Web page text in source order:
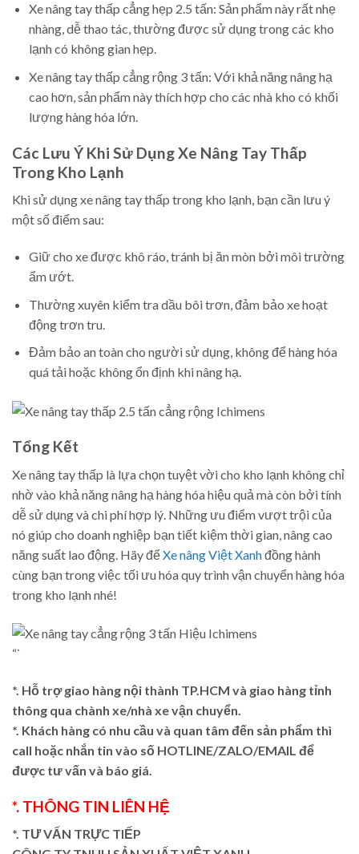
Xe nâng tay thấp cẳng hẹp 2.5 tấn: Sản phẩm này rất nhẹ
nhàng, dễ thao tác, thường được sử dụng trong các kho
lạnh có không gian hẹp.
Xe nâng tay thấp cẳng rộng 3 tấn: Với khả năng nâng hạ
cao hơn, sản phẩm này thích hợp cho các nhà kho có khối
lượng hàng hóa lớn.
Các Lưu Ý Khi Sử Dụng Xe Nâng Tay Thấp
Trong Kho Lạnh
Khi sử dụng xe nâng tay thấp trong kho lạnh, bạn cần lưu ý
một số điểm sau:
Giữ cho xe được khô ráo, tránh bị ăn mòn bởi môi trường
ẩm ướt.
Thường xuyên kiểm tra dầu bôi trơn, đảm bảo xe hoạt
động trơn tru.
Đảm bảo an toàn cho người sử dụng, không để hàng hóa
quá tải hoặc không ổn định khi nâng hạ.
Tổng Kết
Xe nâng tay thấp là lựa chọn tuyệt vời cho kho lạnh không chỉ
nhờ vào khả năng nâng hạ hàng hóa hiệu quả mà còn bởi tính
dễ sử dụng và chi phí hợp lý. Những ưu điểm vượt trội của
nó giúp cho doanh nghiệp bạn tiết kiệm thời gian, nâng cao
năng suất lao động. Hãy đểXe nâng Việt Xanhđồng hành
cùng bạn trong việc tối ưu hóa quy trình vận chuyển hàng hóa
trong kho lạnh nhé!
“`
*. Hỗ trợ giao hàng nội thành TP.HCM và giao hàng tỉnh
thông qua chành xe/nhà xe vận chuyển.
*. Khách hàng có nhu cầu và quan tâm đến sản phẩm thì
call hoặc nhắn tin vào số HOTLINE/ZALO/EMAIL để
được tư vấn và báo giá.
*. THÔNG TIN LIÊN HỆ
*. TƯ VẤN TRỰC TIẾP